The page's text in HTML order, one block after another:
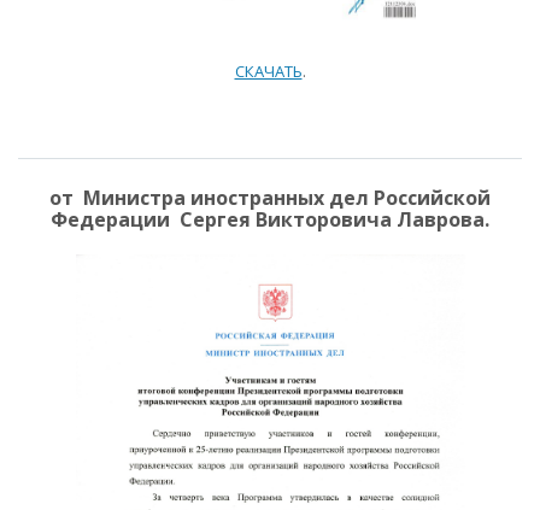
СКАЧАТЬ.
от Министра иностранных дел Российской
Федерации Сергея Викторовича Лаврова.